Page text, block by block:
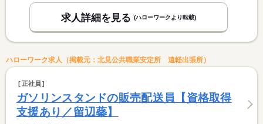
求人詳細を見る (ハローワークより転載)
ハローワーク求人（掲載元：北見公共職業安定所 遠軽出張所）
正社員
ガソリンスタンドの販売配送員【資格取得
支援あり／留辺蘂】